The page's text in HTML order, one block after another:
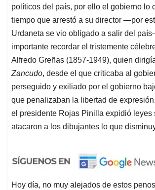
políticos del país, por ello el gobierno lo
tiempo que arrestó a su director —por
Urdaneta se vio obligado a salir del
importante recordar el tristemente
Alfredo Greñas (1857-1949), quien
Zancudo, desde el que criticaba al
perseguido y exiliado por el gobierno
que penalizaban la libertad de
el presidente Rojas Pinilla expidió leyes
atacaron a los dibujantes lo que
Hoy día, no muy alejados de estos